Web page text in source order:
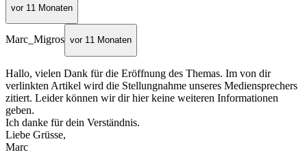
vor 11 Monaten
Marc_Migros vor 11 Monaten
Hallo, vielen Dank für die Eröffnung des Themas. Im von dir
verlinkten Artikel wird die Stellungnahme unseres Mediensprechers
zitiert. Leider können wir dir hier keine weiteren Informationen
geben.
Ich danke für dein Verständnis.
Liebe Grüsse,
Marc